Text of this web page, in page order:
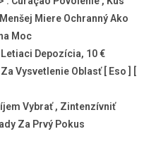
Miere Ochranný Ako
Moc
Depozícia, 10 €
Vysvetlenie Oblasť [ Eso ] [
Vybrať , Zintenzívniť
Za Prvý Pokus